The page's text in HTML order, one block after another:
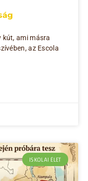
kút, ami másra
az Escola
ISKOLAI ÉLET